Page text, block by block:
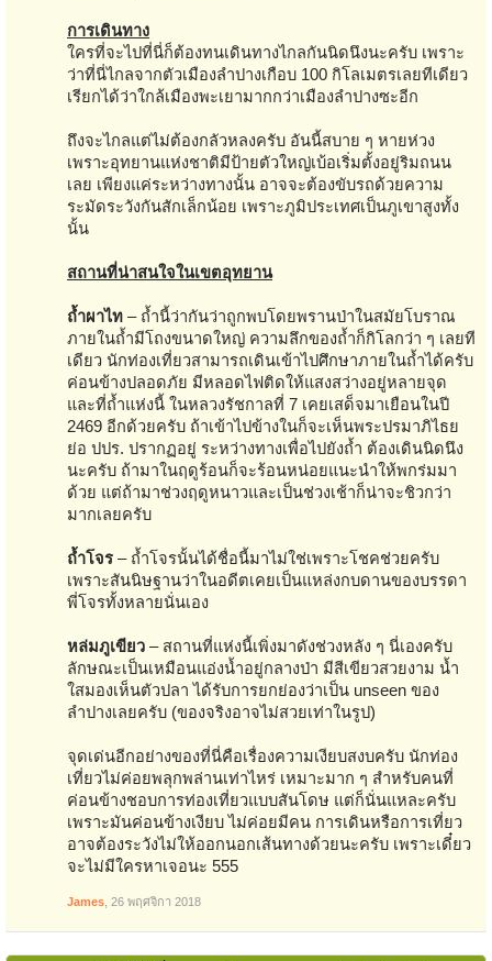
การเดินทาง
ใครที่จะไปที่นี่ก็ต้องทนเดินทางไกลกันนิดนึงนะครับ เพราะ
ว่าที่นี่ไกลจากตัวเมืองลำปางเกือบ 100 กิโลเมตรเลยทีเดียว
เรียกได้ว่าใกล้เมืองพะเยามากกว่าเมืองลำปางซะอีก
ถึงจะไกลแต่ไม่ต้องกลัวหลงครับ อันนี้สบาย ๆ หายห่วง
เพราะอุทยานแห่งชาติมีป้ายตัวใหญ่เบ้อเริ่มตั้งอยู่ริมถนน
เลย เพียงแค่ระหว่างทางนั้น อาจจะต้องขับรถด้วยความ
ระมัดระวังกันสักเล็กน้อย เพราะภูมิประเทศเป็นภูเขาสูงทั้ง
นั้น
สถานที่น่าสนใจในเขตอุทยาน
ถ้ำผาไท – ถ้ำนี้ว่ากันว่าถูกพบโดยพรานป่าในสมัยโบราณ
ภายในถ้ำมีโถงขนาดใหญ่ ความลึกของถ้ำก็กิโลกว่า ๆ เลยที
เดียว นักท่องเที่ยวสามารถเดินเข้าไปศึกษาภายในถ้ำได้ครับ
ค่อนข้างปลอดภัย มีหลอดไฟติดให้แสงสว่างอยู่หลายจุด
และที่ถ้ำแห่งนี้ ในหลวงรัชกาลที่ 7 เคยเสด็จมาเยือนในปี
2469 อีกด้วยครับ ถ้าเข้าไปข้างในก็จะเห็นพระปรมาภิไธย
ย่อ ปปร. ปรากฏอยู่ ระหว่างทางเพื่อไปยังถ้ำ ต้องเดินนิดนึง
นะครับ ถ้ามาในฤดูร้อนก็จะร้อนหน่อยแนะนำให้พกร่มมา
ด้วย แต่ถ้ามาช่วงฤดูหนาวและเป็นช่วงเช้าก็น่าจะชิวกว่า
มากเลยครับ
ถ้ำโจร – ถ้ำโจรนั้นได้ชื่อนี้มาไม่ใช่เพราะโชคช่วยครับ
เพราะสันนิษฐานว่าในอดีตเคยเป็นแหล่งกบดานของบรรดา
พี่โจรทั้งหลายนั่นเอง
หล่มภูเขียว – สถานที่แห่งนี้เพิ่งมาดังช่วงหลัง ๆ นี่เองครับ
ลักษณะเป็นเหมือนแอ่งน้ำอยู่กลางป่า มีสีเขียวสวยงาม น้ำ
ใสมองเห็นตัวปลา ได้รับการยกย่องว่าเป็น unseen ของ
ลำปางเลยครับ (ของจริงอาจไม่สวยเท่าในรูป)
จุดเด่นอีกอย่างของที่นี่คือเรื่องความเงียบสงบครับ นักท่อง
เที่ยวไม่ค่อยพลุกพล่านเท่าไหร่ เหมาะมาก ๆ สำหรับคนที่
ค่อนข้างชอบการท่องเที่ยวแบบสันโดษ แต่ก็นั่นแหละครับ
เพราะมันค่อนข้างเงียบ ไม่ค่อยมีคน การเดินหรือการเที่ยว
อาจต้องระวังไม่ให้ออกนอกเส้นทางด้วยนะครับ เพราะเดี๋ยว
จะไม่มีใครหาเจอนะ 555
James 26 พฤศจิกา 2018